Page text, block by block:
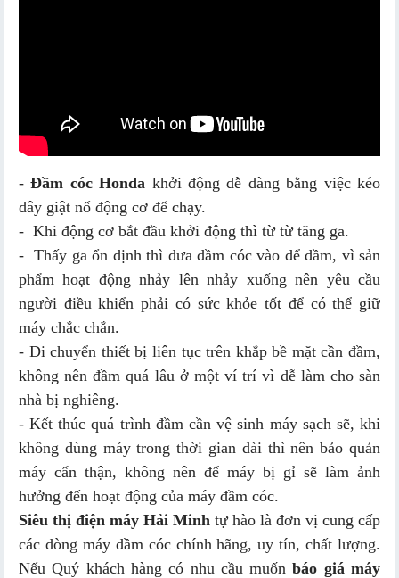
-Đầm cóc Honda khởi động dễ dàng bằng việc kéo
dây giật nổ động cơ để chạy.
- Khi động cơ bắt đầu khởi động thì từ từ tăng ga.
- Thấy ga ổn định thì đưa đầm cóc vào để đầm, vì sản
phẩm hoạt động nhảy lên nhảy xuống nên yêu cầu
người điều khiển phải có sức khỏe tốt để có thể giữ
máy chắc chắn.
- Di chuyển thiết bị liên tục trên khắp bề mặt cần đầm,
không nên đầm quá lâu ở một ví trí vì dễ làm cho sàn
nhà bị nghiêng.
- Kết thúc quá trình đầm cần vệ sinh máy sạch sẽ, khi
không dùng máy trong thời gian dài thì nên bảo quản
máy cẩn thận, không nên để máy bị gỉ sẽ làm ảnh
hưởng đến hoạt động của máy đầm cóc.
Siêu thị điện máy Hải Minh tự hào là đơn vị cung cấp
các dòng máy đầm cóc chính hãng, uy tín, chất lượng.
Nếu Quý khách hàng có nhu cầu muốnbáo giá máy